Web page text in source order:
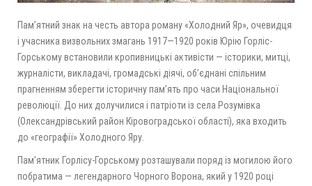
Пам’ятний знак на честь автора роману «Холодний Яр», очевидця
і учасника визвольних змагань 1917—1920 років Юрію Горліс-
Горському встановили кропивницькі активісти — історики, митці,
журналісти, викладачі, громадські діячі, об’єднані спільним
прагненням зберегти історичну пам’ять про часи Національної
революції. До них долучилися і патріоти із села Розумівка
(Олександрівський район Кіровоградської області), яка входить
до «географії» Холодного Яру.
Пам’ятник Горлісу-Горському розташували поряд із могилою його
побратима — легендарного Чорного Ворона, який у 1920 році